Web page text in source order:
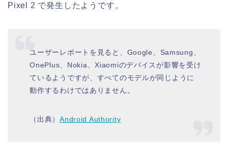
Pixel 2 で発生したようです。
ユーザーレポートを見ると、Google、Samsung、
OnePlus、Nokia、Xiaomiのデバイスが影響を受け
ているようですが、すべてのモデルが同じように
動作するわけではありません。
（出典）Android Authority